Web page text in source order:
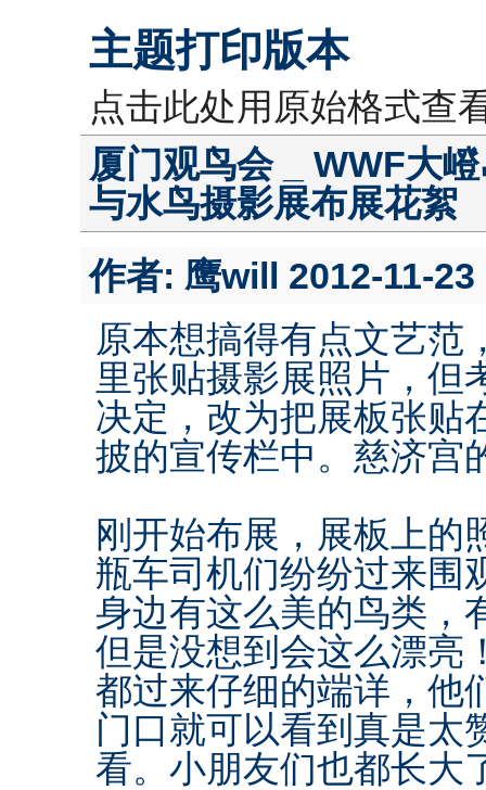
主题打印版本
点击此处用原始格式查
厦门观鸟会 _ WWF大
与水鸟摄影展布展花絮
作者: 鹰will 2012-11-
原本想搞得有点文艺范
里张贴摄影展照片，但
决定，改为把展板张贴
披的宣传栏中。慈济宫
刚开始布展，展板上的
瓶车司机们纷纷过来围
身边有这么美的鸟类，
但是没想到会这么漂亮
都过来仔细的端详，他
门口就可以看到真是太
看。小朋友们也都长大